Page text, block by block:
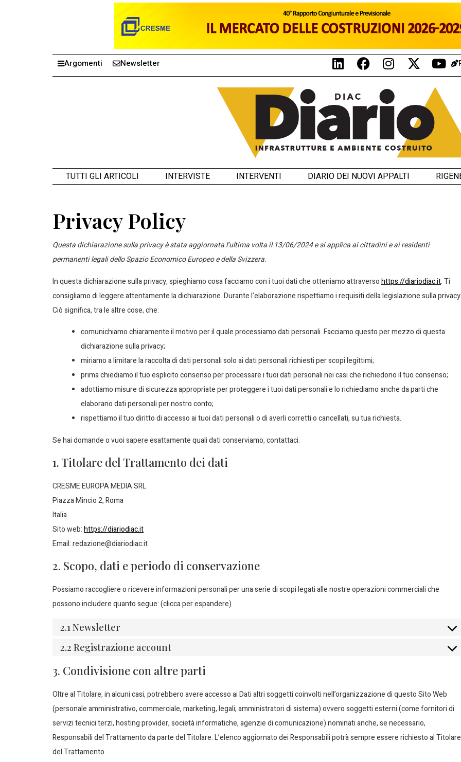
Argomenti Newsletter
TUTTI GLI ARTICOLI INTERVISTE INTERVENTI DIARIO DEI NUOVI APPALTI
Privacy Policy
Questa dichiarazione sulla privacy è stata aggiornata l’ultima volta il 13/06/2024 e si applica ai cittadini e ai residenti
permanenti legali dello Spazio Economico Europeo e della Svizzera.
In questa dichiarazione sulla privacy, spieghiamo cosa facciamo con i tuoi dati che otteniamo attraversohttps://diariodiac.it. Ti
consigliamo di leggere attentamente la dichiarazione. Durante l’elaborazione rispettiamo i requisiti della legislazione sulla privacy.
Ciò significa, tra le altre cose, che:
comunichiamo chiaramente il motivo per il quale processiamo dati personali. Facciamo questo per mezzo di questa
dichiarazione sulla privacy;
miriamo a limitare la raccolta di dati personali solo ai dati personali richiesti per scopi legittimi;
prima chiediamo il tuo esplicito consenso per processare i tuoi dati personali nei casi che richiedono il tuo consenso;
adottiamo misure di sicurezza appropriate per proteggere i tuoi dati personali e lo richiediamo anche da parti che
elaborano dati personali per nostro conto;
rispettiamo il tuo diritto di accesso ai tuoi dati personali o di averli corretti o cancellati, su tua richiesta.
Se hai domande o vuoi sapere esattamente quali dati conserviamo, contattaci.
1. Titolare del Trattamento dei dati
CRESME EUROPA MEDIA SRL
Piazza Mincio 2, Roma
Italia
Sito web:https://diariodiac.it
Email: redazione@diariodiac.it
2. Scopo, dati e periodo di conservazione
Possiamo raccogliere o ricevere informazioni personali per una serie di scopi legati alle nostre operazioni commerciali che
possono includere quanto segue: (clicca per espandere)
2.1 Newsletter
2.2 Registrazione account
3. Condivisione con altre parti
Oltre al Titolare, in alcuni casi, potrebbero avere accesso ai Dati altri soggetti coinvolti nell’organizzazione di questo Sito Web
(personale amministrativo, commerciale, marketing, legali, amministratori di sistema) ovvero soggetti esterni (come fornitori di
servizi tecnici terzi, hosting provider, società informatiche, agenzie di comunicazione) nominati anche, se necessario,
Responsabili del Trattamento da parte del Titolare. L’elenco aggiornato dei Responsabili potrà sempre essere richiesto al Titolare
del Trattamento.